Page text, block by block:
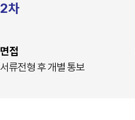
2차
면접
서류전형 후 개별 통보